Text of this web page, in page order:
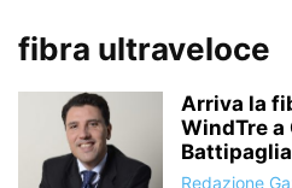
fibra ultraveloce
Arriva la
WindTre a
Redazione